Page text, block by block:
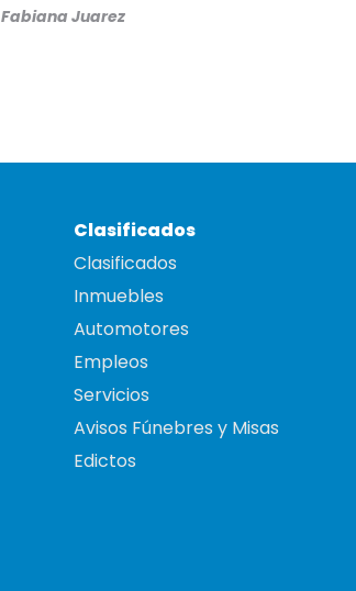
Fabiana Juarez
Clasificados
Clasificados
Inmuebles
Automotores
Empleos
Servicios
Avisos Fúnebres y Misas
Edictos